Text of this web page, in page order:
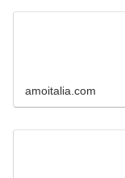
amoitalia.com